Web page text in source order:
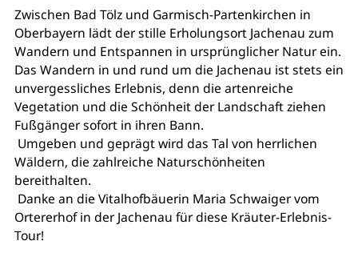
Zwischen Bad Tölz und Garmisch-Partenkirchen in
Oberbayern lädt der stille Erholungsort Jachenau zum
Wandern und Entspannen in ursprünglicher Natur ein.
Das Wandern in und rund um die Jachenau ist stets ein
unvergessliches Erlebnis, denn die artenreiche
Vegetation und die Schönheit der Landschaft ziehen
Fußgänger sofort in ihren Bann.
Umgeben und geprägt wird das Tal von herrlichen
Wäldern, die zahlreiche Naturschönheiten
bereithalten.
Danke an die Vitalhofbäuerin Maria Schwaiger vom
Ortererhof in der Jachenau für diese Kräuter-Erlebnis-
Tour!